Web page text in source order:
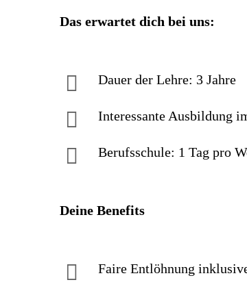
Das erwartet dich bei uns:
Dauer der Lehre: 3 Jahre
Interessante Ausbildung
Berufsschule: 1 Tag pro
Deine Benefits
Faire Entlöhnung